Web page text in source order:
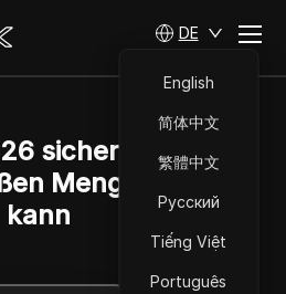
DE
English
简体中文
繁體中文
Русский
Tiếng Việt
Português
sicher TikTok-
Mengen kaufen
kann